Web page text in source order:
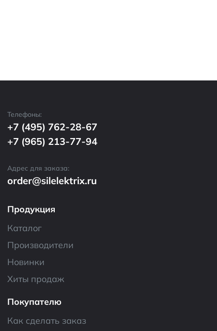
Телефоны:
+7 (495) 762-28-67
+7 (965) 213-77-94
Адрес для заказа:
order@silelektrix.ru
Продукция
Каталог
Производители
Новинки
Хиты продаж
Покупателю
Как сделать заказ